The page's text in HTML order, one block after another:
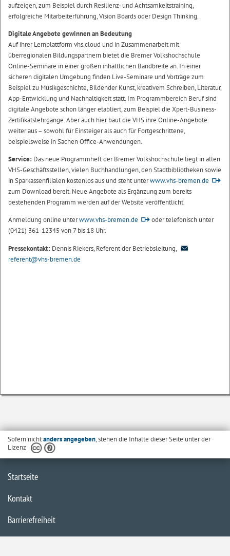
aufzeigen, zum Beispiel durch Resilienz- und Achtsamkeitstraining,
erfolgreiche Mitarbeiterführung, Vision Boards oder Design Thinking.
Digitale Angebote gewinnen an Bedeutung
Auf ihrer Lernplattform vhs.cloud und in Zusammenarbeit mit
überregionalen Bildungspartnern bietet die Bremer Volkshochschule
Online-Seminare in einer großen inhaltlichen Bandbreite an. In einer
sicheren digitalen Umgebung finden Live-Seminare und Vorträge zum
Beispiel zu Musikgeschichte, Bildender Kunst, kreativem Schreiben, Literatur,
App-Entwicklung und Nachhaltigkeit statt. Im Programmbereich Beruf sind
digitale Angebote schon länger etabliert, zum Beispiel die Xpert-Business-
Zertifikatslehrgänge. Aber auch hier baut die VHS ihre Online-Angebote
weiter aus – sowohl für Einsteiger als auch für Fortgeschrittene,
beispielsweise in Sachen Office-Anwendungen.
Service: Das neue Programmheft der Bremer Volkshochschule liegt in allen
VHS-Geschäftsstellen, vielen Buchhandlungen, den Stadtbibliotheken sowie
in Sparkassenfilialen kostenlos aus und steht unterwww.vhs-bremen.de
zum Download bereit. Neue Angebote als Ergänzung zum bereits
bestehenden Programm werden auf der Website veröffentlicht.
Anmeldung online unterwww.vhs-bremen.de
oder telefonisch unter
(0421) 361-12345 von 7 bis 18 Uhr.
Pressekontakt: Dennis Riekers, Referent der Betriebsleitung,
referent@vhs-bremen.de
Sofern nichtanders angegeben, stehen die Inhalte dieser Seite unter der
Lizenz
Startseite
Kontakt
Barrierefreiheit